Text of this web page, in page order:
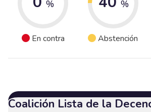
%
En contra
%
Abstención
Coalición Lista de la